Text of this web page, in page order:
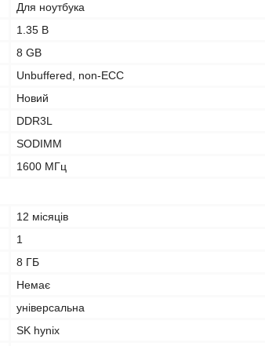
Для ноутбука
1.35 В
8 GB
Unbuffered, non-ECC
Новий
DDR3L
SODIMM
1600 МГц
12 місяців
1
8 ГБ
Немає
універсальна
SK hynix